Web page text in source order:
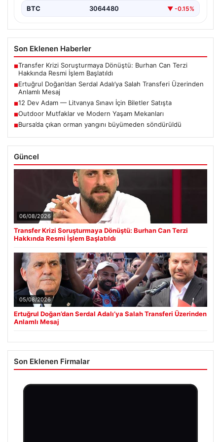
BTC 3064480 ▼ -0.15%
Son Eklenen Haberler
■Transfer Krizi Soruşturmaya Dönüştü: Burhan Can Terzi
Hakkında Resmi İşlem Başlatıldı
■Ertuğrul Doğan’dan Serdal Adalı’ya Salah Transferi Üzerinden
Anlamlı Mesaj
■12 Dev Adam — Litvanya Sınavı İçin Biletler Satışta
■Outdoor Mutfaklar ve Modern Yaşam Mekanları
■Bursa’da çıkan orman yangını büyümeden söndürüldü
Güncel
06/08/2026
Transfer Krizi Soruşturmaya Dönüştü: Burhan Can Terzi
Hakkında Resmi İşlem Başlatıldı
05/08/2026
Ertuğrul Doğan’dan Serdal Adalı’ya Salah Transferi Üzerinden
Anlamlı Mesaj
Son Eklenen Firmalar